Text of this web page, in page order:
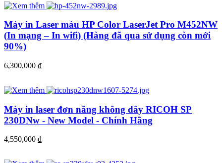
Máy in Laser màu HP Color LaserJet Pro M452NW
(In mạng – In wifi) (Hàng đã qua sử dụng còn mới
90%)
6,300,000 đ
Máy in laser đơn năng không dây RICOH SP
230DNw - New Model - Chính Hãng
4,550,000 đ